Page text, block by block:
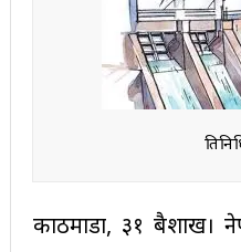
काठमाडौँ, ३१ बैशाख।